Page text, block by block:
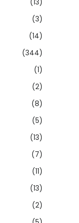
(13)
(3)
(14)
(344)
(1)
(2)
(8)
(5)
(13)
(7)
(11)
(13)
(2)